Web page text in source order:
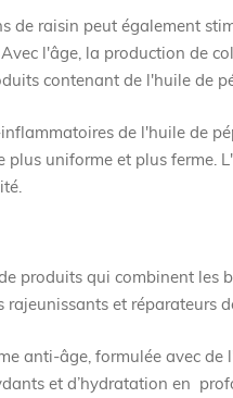
de raisin peut également
l'âge, la production de
contenant de l'huile de
de l'huile de
uniforme et plus ferme.
produits qui combinent
et réparateurs
anti-âge, formulée avec
et d’hydratation en